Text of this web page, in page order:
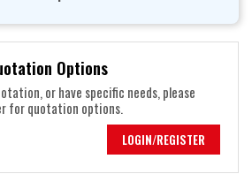
Options
or have specific needs, please
for quotation options.
LOGIN/REGISTER